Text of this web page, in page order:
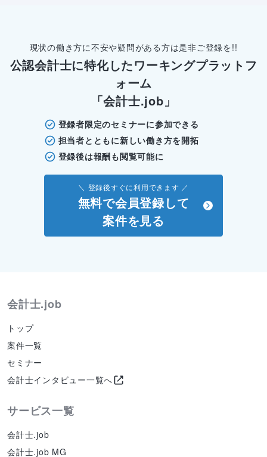
現状の働き方に不安や疑問がある方は是非ご登録を!!
公認会計士に特化したワーキングプラットフ
ォーム
「会計士.job」
登録者限定のセミナーに参加できる
担当者とともに新しい働き方を開拓
登録後は報酬も閲覧可能に
＼ 登録後すぐに利用できます ／
無料で会員登録して
案件を見る
会計士.job
トップ
案件一覧
セミナー
会計士インタビュー一覧へ
サービス一覧
会計士.job
会計士.job MG